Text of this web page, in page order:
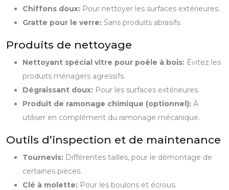
Chiffons doux: Pour nettoyer les surfaces extérieures.
Gratte pour le verre: Sans produits abrasifs.
Produits de nettoyage
Nettoyant spécial vitre pour poêle à bois: Évitez les
produits ménagers agressifs.
Dégraissant doux: Pour les surfaces extérieures.
Produit de ramonage chimique (optionnel): À
utiliser en complément du ramonage mécanique.
Outils d’inspection et de maintenance
Tournevis: Différentes tailles, pour le démontage de
certaines pièces.
Clé à molette: Pour les boulons et écrous.